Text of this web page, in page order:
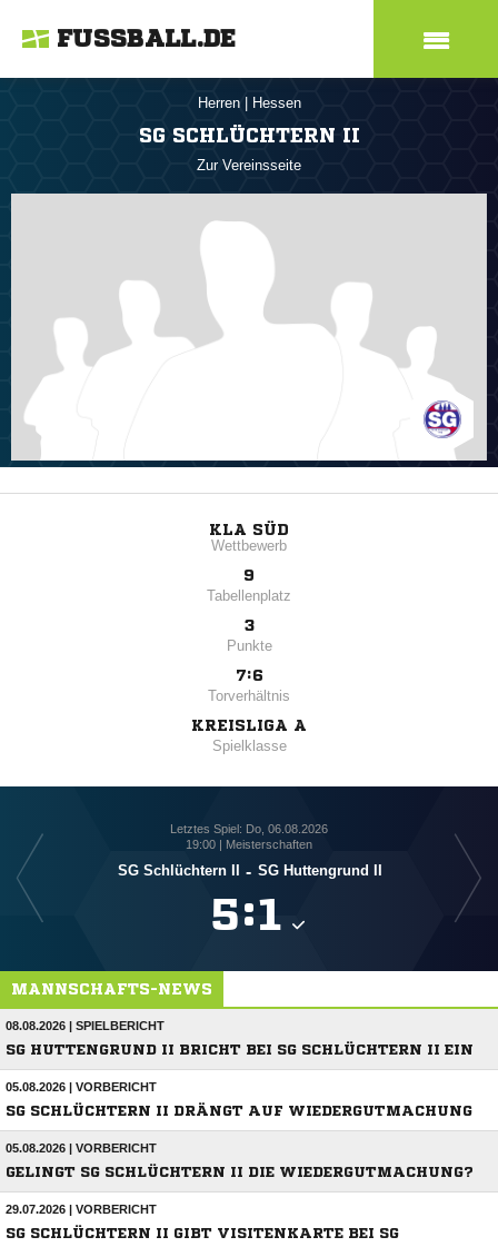
FUSSBALL.DE
Herren Hessen
SG SCHLÜCHTERN II
Zur Vereinsseite
KLA SÜD
Wettbewerb
9
Tabellenplatz
3
Punkte
7:6
Torverhältnis
KREISLIGA A
Spielklasse
Letztes Spiel: Do, 06.08.2026
19:00 | Meisterschaften
SG Schlüchtern II - SG Huttengrund II
:
MANNSCHAFTS-NEWS
08.08.2026 | SPIELBERICHT
SG HUTTENGRUND II BRICHT BEI SG SCHLÜCHTERN II EIN
05.08.2026 | VORBERICHT
SG SCHLÜCHTERN II DRÄNGT AUF WIEDERGUTMACHUNG
05.08.2026 | VORBERICHT
GELINGT SG SCHLÜCHTERN II DIE WIEDERGUTMACHUNG?
29.07.2026 | VORBERICHT
SG SCHLÜCHTERN II GIBT VISITENKARTE BEI SG